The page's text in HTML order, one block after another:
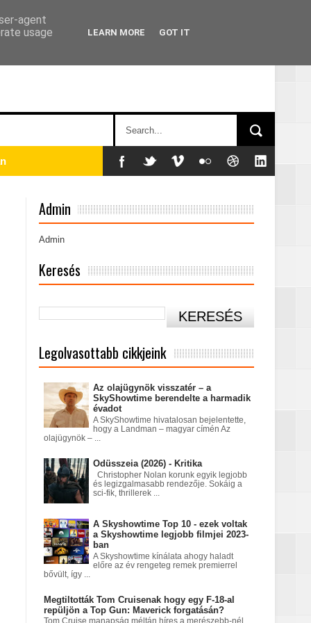
sorozatban
tovább?
Admin
Admin
Keresés
Legolvasottabb cikkjeink
Az olajügynök visszatér – a
SkyShowtime berendelte a harmadik
évadot
A SkyShowtime hivatalosan bejelentette,
hogy a Landman – magyar címén Az
olajügynök – ...
Odüsszeia (2026) - Kritika
Christopher Nolan korunk egyik legjobb
és legizgalmasabb rendezője. Sokáig a
sci-fik, thrillerek ...
A Skyshowtime Top 10 - ezek voltak
a Skyshowtime legjobb filmjei 2023-
ban
A Skyshowtime kínálata ahogy haladt
előre az év rengeteg remek premierrel
bővült, így ...
Megtiltották Tom Cruisenak hogy egy F-18-al
repüljön a Top Gun: Maverick forgatásán?
Tom Cruise manapság méltán híres a merészebb-nél
agent
usage
LEARN MORE GOT IT